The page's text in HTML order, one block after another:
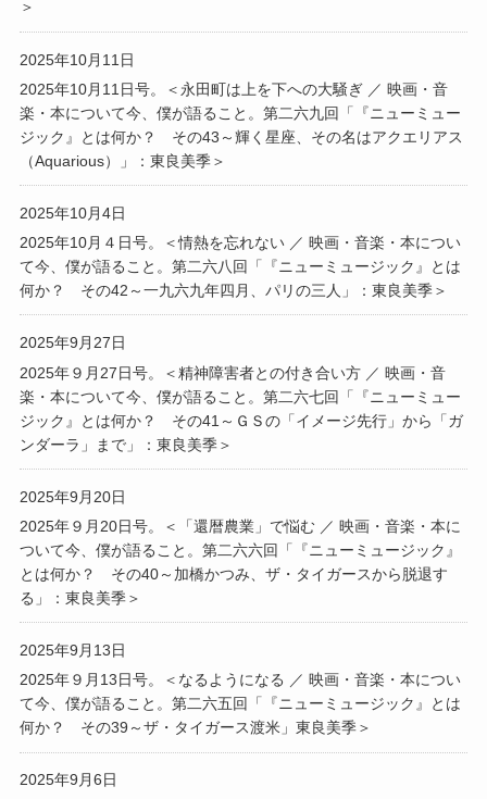
＞
2025年10月11日
2025年10月11日号。＜永田町は上を下への大騒ぎ ／ 映画・音
楽・本について今、僕が語ること。第二六九回「『ニューミュー
ジック』とは何か？ その43～輝く星座、その名はアクエリアス
（Aquarious）」：東良美季＞
2025年10月4日
2025年10月４日号。＜情熱を忘れない ／ 映画・音楽・本につい
て今、僕が語ること。第二六八回「『ニューミュージック』とは
何か？ その42～一九六九年四月、パリの三人」：東良美季＞
2025年9月27日
2025年９月27日号。＜精神障害者との付き合い方 ／ 映画・音
楽・本について今、僕が語ること。第二六七回「『ニューミュー
ジック』とは何か？ その41～ＧＳの「イメージ先行」から「ガ
ンダーラ」まで」：東良美季＞
2025年9月20日
2025年９月20日号。＜「還暦農業」で悩む ／ 映画・音楽・本に
ついて今、僕が語ること。第二六六回「『ニューミュージック』
とは何か？ その40～加橋かつみ、ザ・タイガースから脱退す
る」：東良美季＞
2025年9月13日
2025年９月13日号。＜なるようになる ／ 映画・音楽・本につい
て今、僕が語ること。第二六五回「『ニューミュージック』とは
何か？ その39～ザ・タイガース渡米」東良美季＞
2025年9月6日